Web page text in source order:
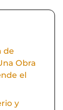
de
Obra
el
y